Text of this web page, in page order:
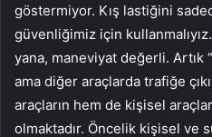
göstermiyor. Kış lastiğini
güvenliğimiz için
yana, maneviyat değerli. Artık
ama diğer araçlarda trafiğe
araçların hem de kişisel
olmaktadır. Öncelik kişisel ve